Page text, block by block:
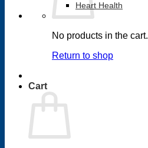
No products in the cart.
Return to shop
Cart
Heart Health